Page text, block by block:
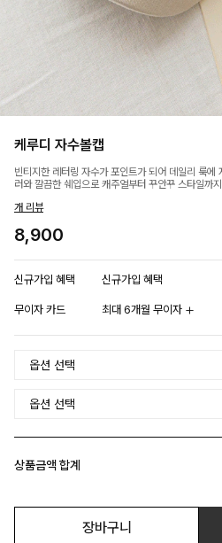
케루디 자수볼캡
빈티지한 레터링 자수가 포인트가 되어 데일리 룩에
러와 깔끔한 쉐입으로 캐주얼부터 꾸안꾸 스타일까
개 리뷰
8,900
신규가입 혜택 신규가입 혜택
무이자 카드 최대 6개월 무이자
상품금액 합계
장바구니